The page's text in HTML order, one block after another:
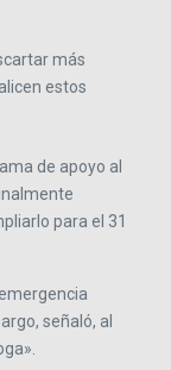
más
estos
de apoyo al
para el 31
señaló, al